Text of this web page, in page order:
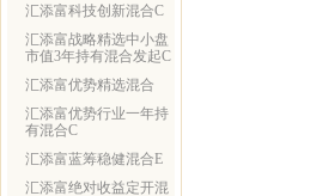
汇添富科技创新混合C
汇添富战略精选中小盘
市值3年持有混合发起C
汇添富优势精选混合
汇添富优势行业一年持
有混合C
汇添富蓝筹稳健混合E
汇添富绝对收益定开混